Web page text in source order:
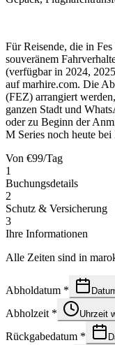
Für Reisende, die in
souveränem
(verfügbar in 2024,
auf marhire.com. Die
(FEZ) arrangiert
ganzen Stadt und
oder zu Beginn der
M Series noch heute
Von €99/Tag
1
Buchungsdetails
2
Schutz & Versicherung
3
Ihre Informationen
Alle Zeiten sind in
Abholdatum *
Abholzeit * Uhrzeit
Rückgabedatum *